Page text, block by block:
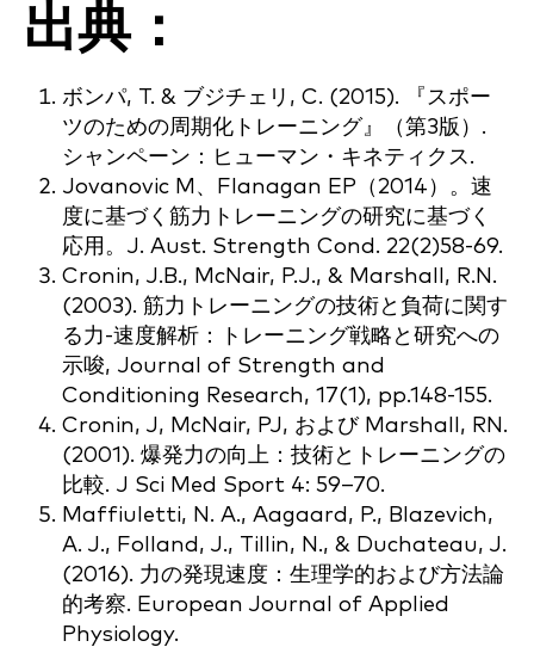
出典：
ボンパ, T. & ブジチェリ, C. (2015). 『スポー
ツのための周期化トレーニング』（第3版）.
シャンペーン：ヒューマン・キネティクス.
Jovanovic M、Flanagan EP（2014）。速
度に基づく筋力トレーニングの研究に基づく
応用。J. Aust. Strength Cond. 22(2)58-69.
Cronin, J.B., McNair, P.J., & Marshall, R.N.
(2003). 筋力トレーニングの技術と負荷に関す
る力-速度解析：トレーニング戦略と研究への
示唆, Journal of Strength and
Conditioning Research, 17(1), pp.148-155.
Cronin, J, McNair, PJ, および Marshall, RN.
(2001). 爆発力の向上：技術とトレーニングの
比較. J Sci Med Sport 4: 59–70.
Maffiuletti, N. A., Aagaard, P., Blazevich,
A. J., Folland, J., Tillin, N., & Duchateau, J.
(2016). 力の発現速度：生理学的および方法論
的考察. European Journal of Applied
Physiology.